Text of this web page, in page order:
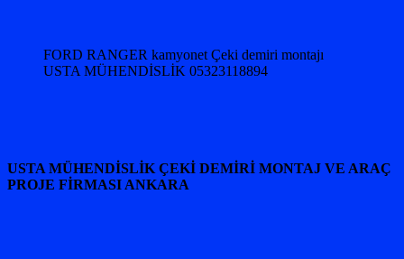
FORD RANGER kamyonet Çeki demiri montajı
USTA MÜHENDİSLİK 05323118894
USTA MÜHENDİSLİK ÇEKİ DEMİRİ MONTAJ VE ARAÇ
PROJE FİRMASI ANKARA